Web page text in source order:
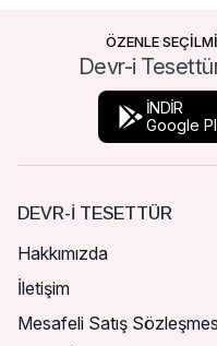
ÖZENLE
Devr-i
İNDİR
Google
DEVR-I TESETTÜR
Hakkımızda
İletişim
Mesafeli Satış